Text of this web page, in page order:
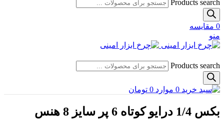
Products search
0 مقایسه
منو
Products search
0 موارد 0 تومان
بکس 1/4 درایو کوتاه 6 پر سایز 8 هنس